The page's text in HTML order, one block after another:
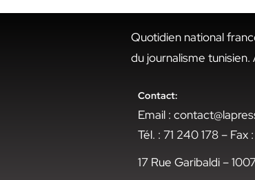
Quotidien national
du journalisme
Contact:
Email :
Tél. : 71 240 178 – Fax
17 Rue Garibaldi –